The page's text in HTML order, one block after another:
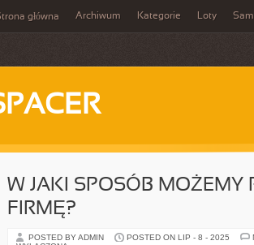
główna Archiwum Kategorie Loty
W JAKI SPOSÓB MOŻEMY
FIRMĘ?
POSTED BY ADMIN POSTED ON LIP - 8 - 2025